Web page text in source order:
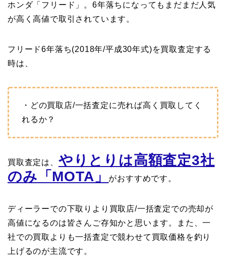
ホンダ「フリード」。6年落ちになってもまだまだ人気
が高く高値で取引されています。
フリード6年落ち(2018年/平成30年式)を買取査定する
時は、
・どの買取店/一括査定に売れば高く買取してく
れるか？
買取査定は、 やりとりは高額査定3社
のみ「MOTA」
がおすすめです。
ディーラーでの下取りより買取店/一括査定での売却が
高値になるのは皆さんご存知かと思います。また、一
社での買取よりも一括査定で競わせて買取価格を釣り
上げるのが主流です。